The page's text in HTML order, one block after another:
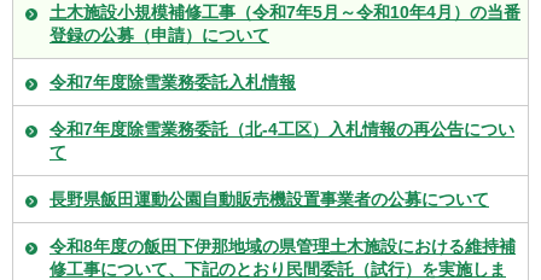
土木施設小規模補修工事（令和7年5月～令和10年4月）の当番
登録の公募（申請）について
令和7年度除雪業務委託入札情報
令和7年度除雪業務委託（北-4工区）入札情報の再公告につい
て
長野県飯田運動公園自動販売機設置事業者の公募について
令和8年度の飯田下伊那地域の県管理土木施設における維持補
修工事について、下記のとおり民間委託（試行）を実施しま